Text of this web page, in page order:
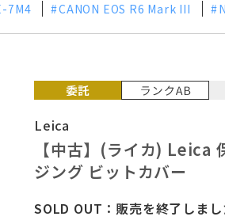
7M4 CANON EOS R6 Mark III
Leica
【中古】(ライカ) Leica
ジング ビットカバー
SOLD OUT：販売を終了しまし